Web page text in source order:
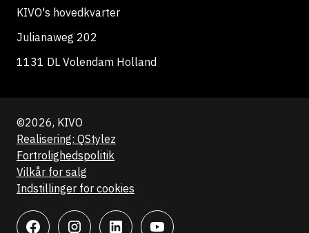
KIVO's hovedkvarter
Julianaweg 202
1131 DL Volendam Holland
©2026, KIVO
Realisering: QStylez
Fortrolighedspolitik
Vilkår for salg
Indstillinger for cookies